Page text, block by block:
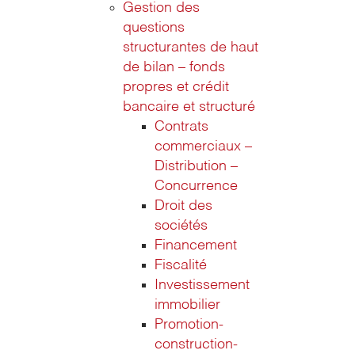
Gestion des
questions
structurantes de haut
de bilan – fonds
propres et crédit
bancaire et structuré
Contrats
commerciaux –
Distribution –
Concurrence
Droit des
sociétés
Financement
Fiscalité
Investissement
immobilier
Promotion-
construction-